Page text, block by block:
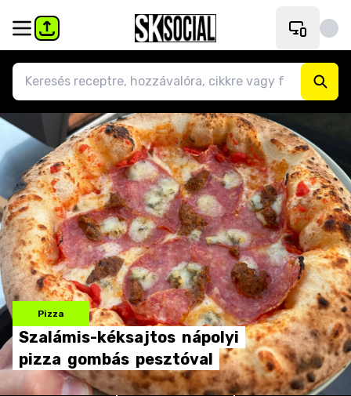
Pizza
Szalámis-kéksajtos nápolyi
pizza gombás pesztóval